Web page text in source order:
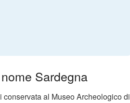
Sardegna
conservata al Museo Archeologico di